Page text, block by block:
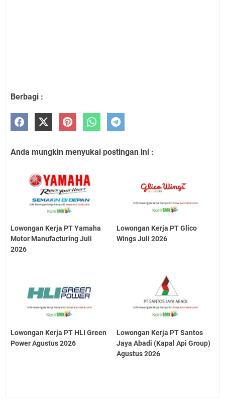
Berbagi :
Anda mungkin menyukai postingan ini :
Lowongan Kerja PT Yamaha
Motor Manufacturing Juli
2026
Lowongan Kerja PT Glico
Wings Juli 2026
Lowongan Kerja PT HLI Green
Power Agustus 2026
Lowongan Kerja PT Santos
Jaya Abadi (Kapal Api Group)
Agustus 2026